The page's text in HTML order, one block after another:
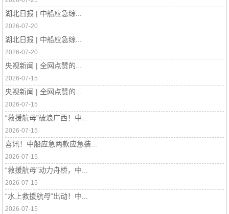
湖北日报 | 中船应急综...
2026-07-20
湖北日报 | 中船应急综...
2026-07-20
央视新闻 | 全网点赞的...
2026-07-15
央视新闻 | 全网点赞的...
2026-07-15
“救援航母”破浪广西！中...
2026-07-15
喜讯！中船应急两款应急装...
2026-07-15
“救援航母”动力舟桥，中...
2026-07-15
“水上救援航母”出动！中...
2026-07-15